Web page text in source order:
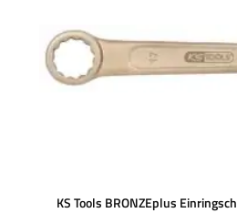
KS Tools BRONZEplus